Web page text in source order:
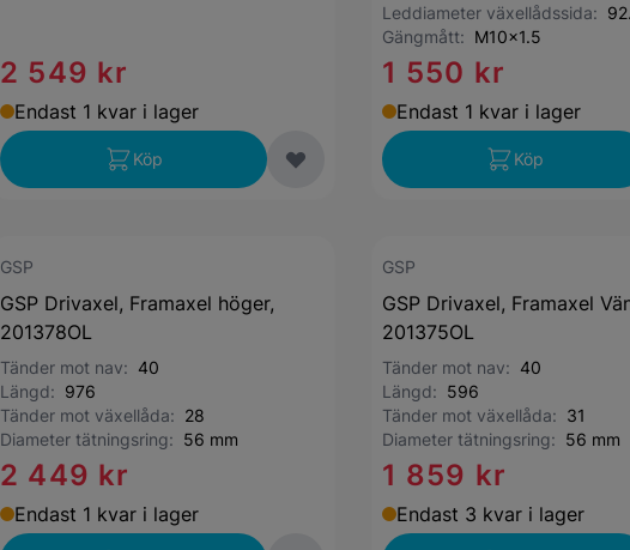
2 549 kr
Endast 1 kvar i lager
Köp
Leddiameter växellådssida:
Gängmått: M10x1.5
1 550 kr
Endast 1 kvar i lager
Köp
GSP
GSP Drivaxel, Framaxel höger,
201378OL
Tänder mot nav: 40
Längd: 976
Tänder mot växellåda: 28
Diameter tätningsring: 56 mm
2 449 kr
Endast 1 kvar i lager
GSP
GSP Drivaxel, Framaxel
201375OL
Tänder mot nav: 40
Längd: 596
Tänder mot växellåda: 31
Diameter tätningsring: 56 mm
1 859 kr
Endast 3 kvar i lager